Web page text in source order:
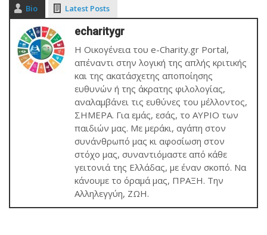
Bio Latest Posts
echaritygr
Η Οικογένεια του e-Charity.gr Portal,
απέναντι στην λογική της απλής κριτικής
και της ακατάσχετης αποποίησης
ευθυνών ή της άκρατης φιλολογίας,
αναλαμβάνει τις ευθύνες του μέλλοντος,
ΣΗΜΕΡΑ. Για εμάς, εσάς, το ΑΥΡΙΟ των
παιδιών μας. Με μεράκι, αγάπη στον
συνάνθρωπό μας κι αφοσίωση στον
στόχο μας, συναντιόμαστε από κάθε
γειτονιά της Ελλάδας, με έναν σκοπό. Να
κάνουμε το όραμά μας, ΠΡΑΞΗ. Την
Αλληλεγγύη, ΖΩΗ.